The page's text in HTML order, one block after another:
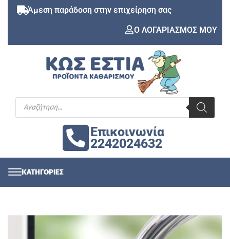
Άμεση παράδοση στην επιχείρηση σας
Ο ΛΟΓΑΡΙΑΣΜΟΣ ΜΟΥ
Επικοινωνία
2242024632